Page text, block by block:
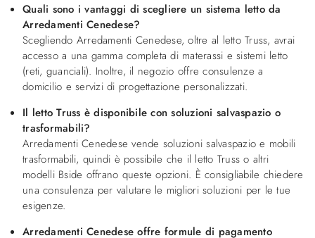
Quali sono i vantaggi di scegliere un sistema letto da
Arredamenti Cenedese?
Scegliendo Arredamenti Cenedese, oltre al letto Truss, avrai
accesso a una gamma completa di materassi e sistemi letto
(reti, guanciali). Inoltre, il negozio offre consulenze a
domicilio e servizi di progettazione personalizzati.
Il letto Truss è disponibile con soluzioni salvaspazio o
trasformabili?
Arredamenti Cenedese vende soluzioni salvaspazio e mobili
trasformabili, quindi è possibile che il letto Truss o altri
modelli Bside offrano queste opzioni. È consigliabile chiedere
una consulenza per valutare le migliori soluzioni per le tue
esigenze.
Arredamenti Cenedese offre formule di pagamento